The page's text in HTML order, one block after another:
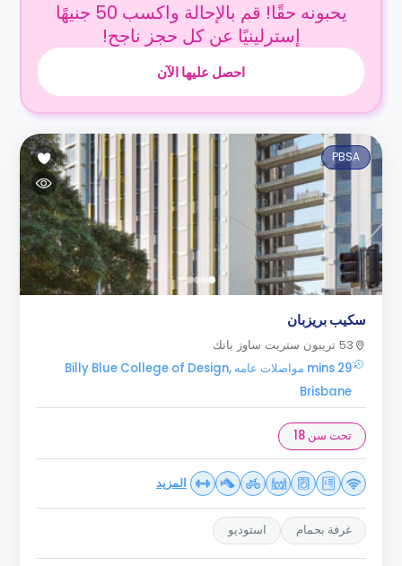
يحبونه حقًا! قم بالإحالة واكسب 50 جنيهًا
إسترلينيًا عن كل حجز ناجح!
احصل عليها الآن
PBSA
سكيب بريزبان
53 تريبون ستريت ساوز بانك
29 mins مواصلات عامه Billy Blue College of Design,
Brisbane
تحت سن 18
المزيد
غرفة بحمام استوديو